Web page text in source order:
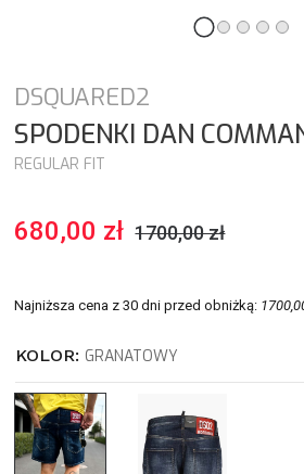
DSQUARED2
SPODENKI DAN
REGULAR FIT
680,00 zł 1700,00 zł
Najniższa cena z 30 dni przed obniżką:
KOLOR: GRANATOWY